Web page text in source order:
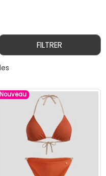
FILTRER
Nouveau